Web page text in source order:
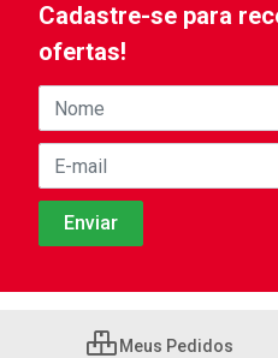
Cadastre-se para
ofertas!
Meus Pedidos